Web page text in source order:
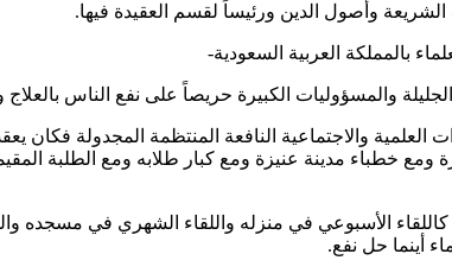
وأصول الدين ورئيساً لقسم العقيدة فيها.
بالمملكة العربية السعودية-
والمسؤوليات الكبيرة حريصاً على نفع الناس
العلمية والاجتماعية النافعة المنتظمة المجدولة
ومع خطباء مدينة عنيزة ومع كبار طلابه ومع الطلبة
كاللقاء الأسبوعي في منزله واللقاء الشهري في مسجده
أينما حل نفع.